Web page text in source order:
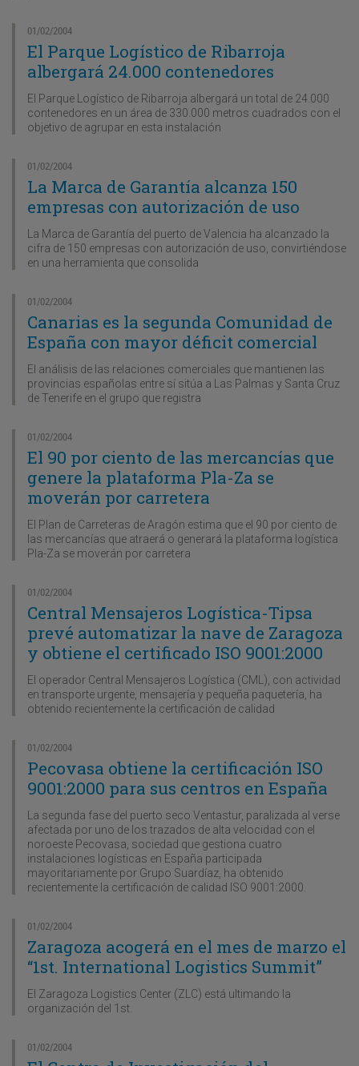
01/02/2004
El Parque Logístico de Ribarroja
albergará 24.000 contenedores
El Parque Logístico de Ribarroja albergará un total de 24.000
contenedores en un área de 330.000 metros cuadrados con el
objetivo de agrupar en esta instalación
01/02/2004
La Marca de Garantía alcanza 150
empresas con autorización de uso
La Marca de Garantía del puerto de Valencia ha alcanzado la
cifra de 150 empresas con autorización de uso, convirtiéndose
en una herramienta que consolida
01/02/2004
Canarias es la segunda Comunidad de
España con mayor déficit comercial
El análisis de las relaciones comerciales que mantienen las
provincias españolas entre sí sitúa a Las Palmas y Santa Cruz
de Tenerife en el grupo que registra
01/02/2004
El 90 por ciento de las mercancías que
genere la plataforma Pla-Za se
moverán por carretera
El Plan de Carreteras de Aragón estima que el 90 por ciento de
las mercancías que atraerá o generará la plataforma logística
Pla-Za se moverán por carretera
01/02/2004
Central Mensajeros Logística-Tipsa
prevé automatizar la nave de Zaragoza
y obtiene el certificado ISO 9001:2000
El operador Central Mensajeros Logística (CML), con actividad
en transporte urgente, mensajería y pequeña paquetería, ha
obtenido recientemente la certificación de calidad
01/02/2004
Pecovasa obtiene la certificación ISO
9001:2000 para sus centros en España
La segunda fase del puerto seco Ventastur, paralizada al verse
afectada por uno de los trazados de alta velocidad con el
noroeste Pecovasa, sociedad que gestiona cuatro
instalaciones logísticas en España participada
mayoritariamente por Grupo Suardíaz, ha obtenido
recientemente la certificación de calidad ISO 9001:2000.
01/02/2004
Zaragoza acogerá en el mes de marzo el
“1st. International Logistics Summit”
El Zaragoza Logistics Center (ZLC) está ultimando la
organización del 1st.
01/02/2004